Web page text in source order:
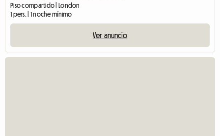
Piso compartido | London
1 pers. | 1 noche mínimo
Ver anuncio